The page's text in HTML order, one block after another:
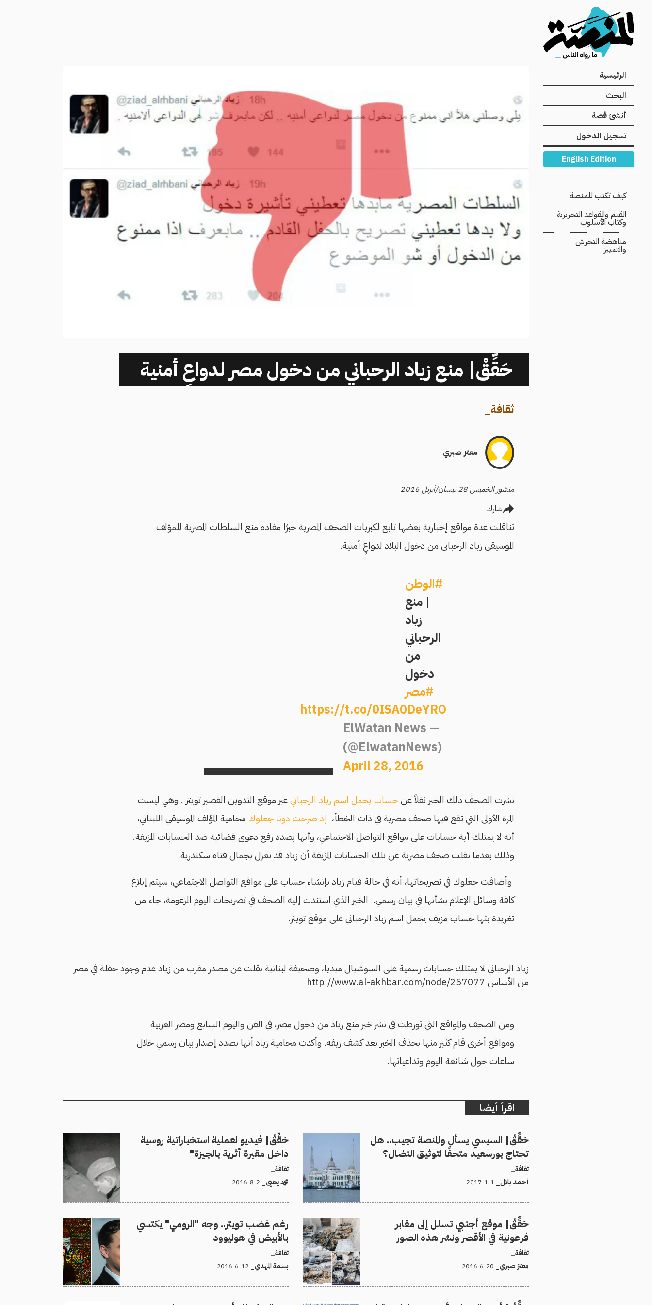
Main
navigation
الرئيسية
البحث
أنشئ قصة
تسجيل الدخول
English Edition
Secondary
Navigation
كيف تكتب للمنصة
القيم والقواعد التحريرية
وكتاب الأسلوب
مناهضة التحرش
والتمييز
حَقِّقْ| منع زياد الرحباني من دخول مصر لدواعٍ أمنية
ثقافة_
معتز صبري
منشور الخميس 28 نيسان/أبريل 2016
شارك
تناقلت عدة مواقع إخبارية بعضها تابع لكبريات الصحف المصرية خبرًا مفاده منع السلطات المصرية للمؤلف
الموسيقي زياد الرحباني من دخول البلاد لدواعٍ أمنية.
#الوطن
| منع
زياد
الرحباني
من
دخول
#مصر
https://t.co/0ISA0DeYRO
— ElWatan News
(@ElwatanNews)
April 28, 2016
نشرت الصحف ذلك الخبر نقلاً عنحساب يحمل اسم زياد الرحبانيعبر موقع التدوين القصير تويتر . وهي ليست
المرة الأولى التي تقع فيها صحف مصرية في ذات الخطأ، إذ صرحت دونا جعلوك محامية المؤلف الموسيقي اللبناني،
أنه لا يمتلك أية حسابات على مواقع التواصل الاجتماعي، وأنها بصدد رفع دعوى قضائية ضد الحسابات المزيفة.
وذلك بعدما نقلت صحف مصرية عن تلك الحسابات المزيفة أن زياد قد تغزل بجمال فتاة سكندرية.
وأضافت جعلوك في تصريحاتها، أنه في حالة قيام زياد بإنشاء حساب على مواقع التواصل الاجتماعي، سيتم إبلاغ
كافة وسائل الإعلام بشأنها في بيان رسمي. الخبر الذي استندت إليه الصحف في تصريحات اليوم المزعومة، جاء من
تغريدة بثها حساب مزيف يحمل اسم زباد الرحباني على موقع تويتر.
زياد الرحباني لا يمتلك حسابات رسمية على السوشيال ميديا، وصحيفة لبنانية نقلت عن مصدر مقرب من زياد عدم وجود حفلة في مصر
من الأساس http://www.al-akhbar.com/node/257077
ومن الصحف والمواقع التي تورطت في نشر خبر منع زياد من دخول مصر، في الفن واليوم السابع ومصر العربية
ومواقع أخرى قام كثير منها بحذف الخبر بعد كشف زيفه. وأكدت محامية زياد أنها بصدد إصدار بيان رسمي خلال
ساعات حول شائعة اليوم وتداعياتها.
اقرأ أيضا
حَقِّقْ| السيسي يسأل والمنصة تجيب.. هل
تحتاج بورسعيد متحفًا لتوثيق النضال؟
ثقافة_
أحمد بلال_
حَقِّقْ| فيديو لعملية استخباراتية روسية
داخل مقبرة أثرية بالجيزة"
ثقافة_
محمد يحيى_
حَقِّقْ| موقع أجنبي تسلل إلى مقابر
فرعونية في الأقصر ونشر هذه الصور
ثقافة_
معتز صبري_
رغم غضب تويتر.. وجه "الرومي" يكتسي
بالأبيض في هوليوود
ثقافة_
بسمة المهدي_